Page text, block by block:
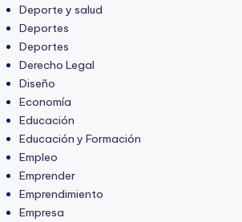
Deporte y salud
Deportes
Deportes
Derecho Legal
Diseño
Economía
Educación
Educación y Formación
Empleo
Emprender
Emprendimiento
Empresa